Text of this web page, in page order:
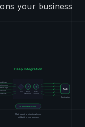
your business